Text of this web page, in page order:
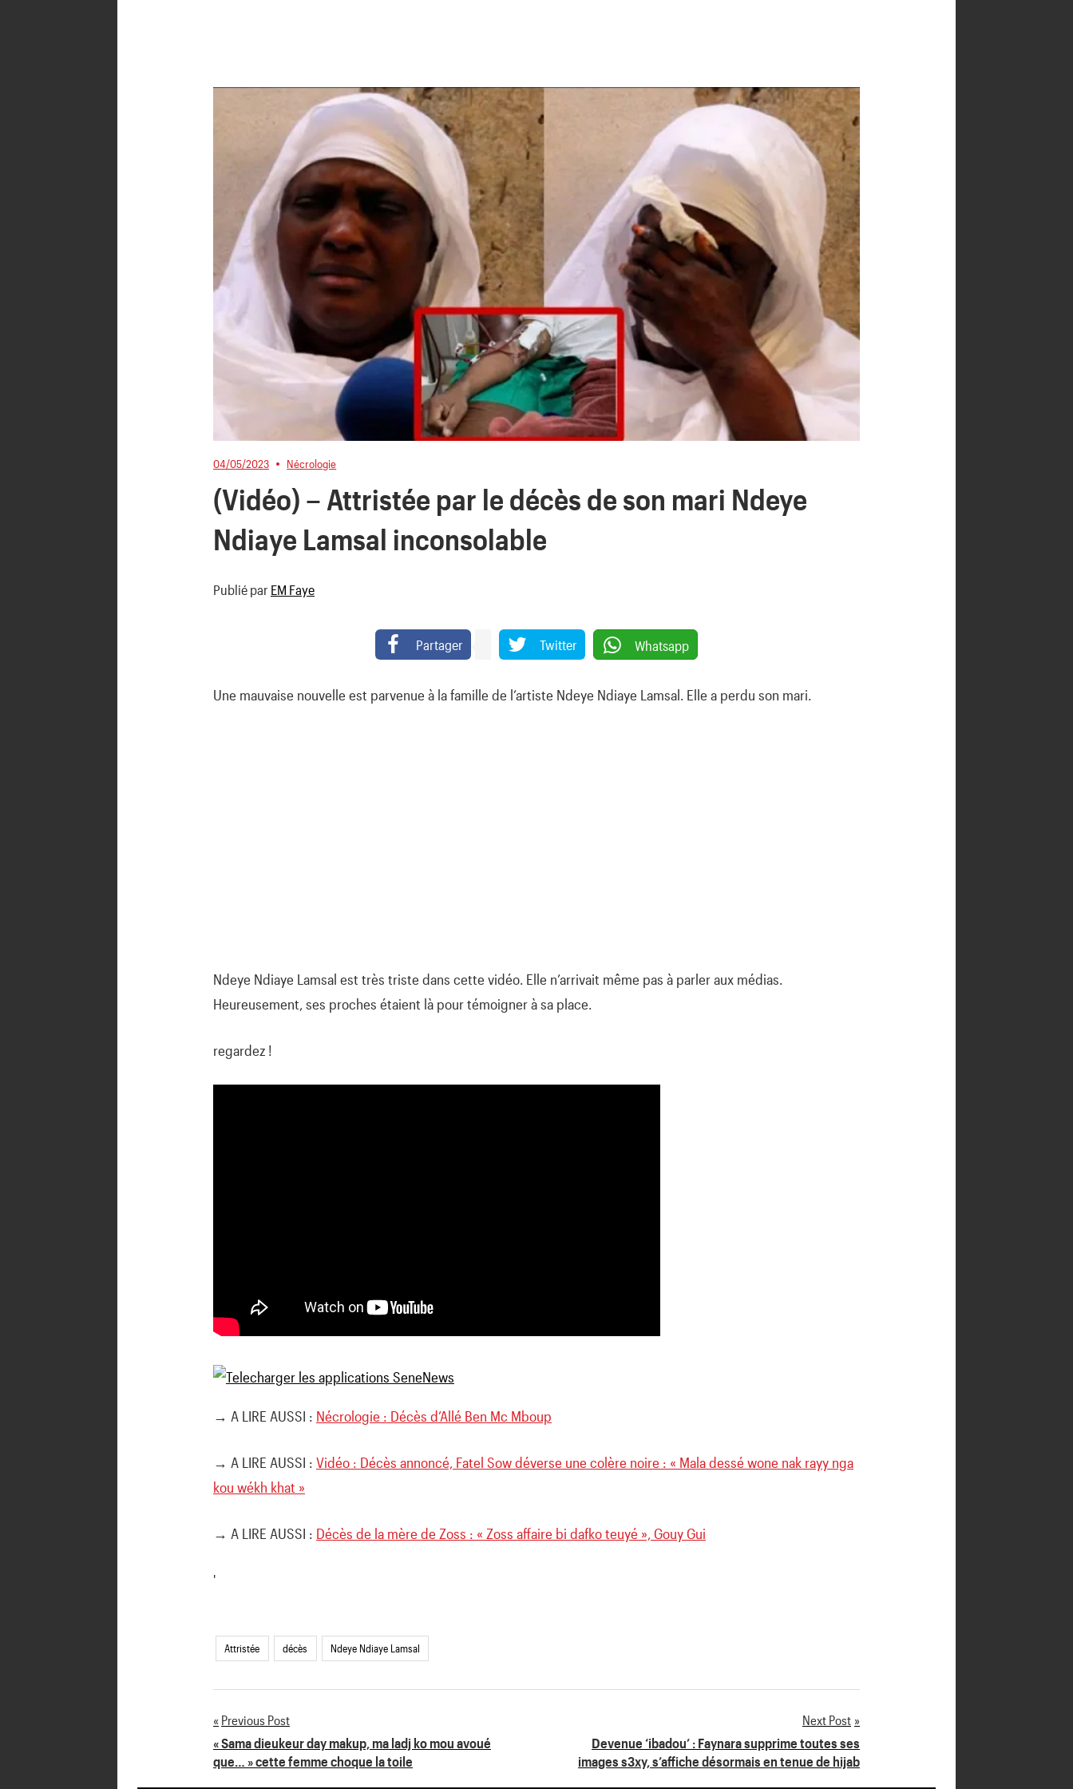
04/05/2023 Nécrologie
(Vidéo) – Attristée par le décès de son mari Ndeye
Ndiaye Lamsal inconsolable
Publié par EM Faye
Partager Twitter Whatsapp
Une mauvaise nouvelle est parvenue à la famille de l’artiste Ndeye Ndiaye Lamsal. Elle a perdu son mari.
Ndeye Ndiaye Lamsal est très triste dans cette vidéo. Elle n’arrivait même pas à parler aux médias.
Heureusement, ses proches étaient là pour témoigner à sa place.
regardez !
→ A LIRE AUSSI : Nécrologie : Décès d’Allé Ben Mc Mboup
→ A LIRE AUSSI : Vidéo : Décès annoncé, Fatel Sow déverse une colère noire : « Mala dessé wone nak rayy nga
kou wékh khat »
→ A LIRE AUSSI : Décès de la mère de Zoss : « Zoss affaire bi dafko teuyé », Gouy Gui
'
Attristée décès Ndeye Ndiaye Lamsal
Navigation
de
Previous Post
« Sama dieukeur day makup, ma ladj ko mou avoué
que… » cette femme choque la toile
Next Post
Devenue ‘ibadou’ : Faynara supprime toutes ses
images s3xy, s’affiche désormais en tenue de hijab